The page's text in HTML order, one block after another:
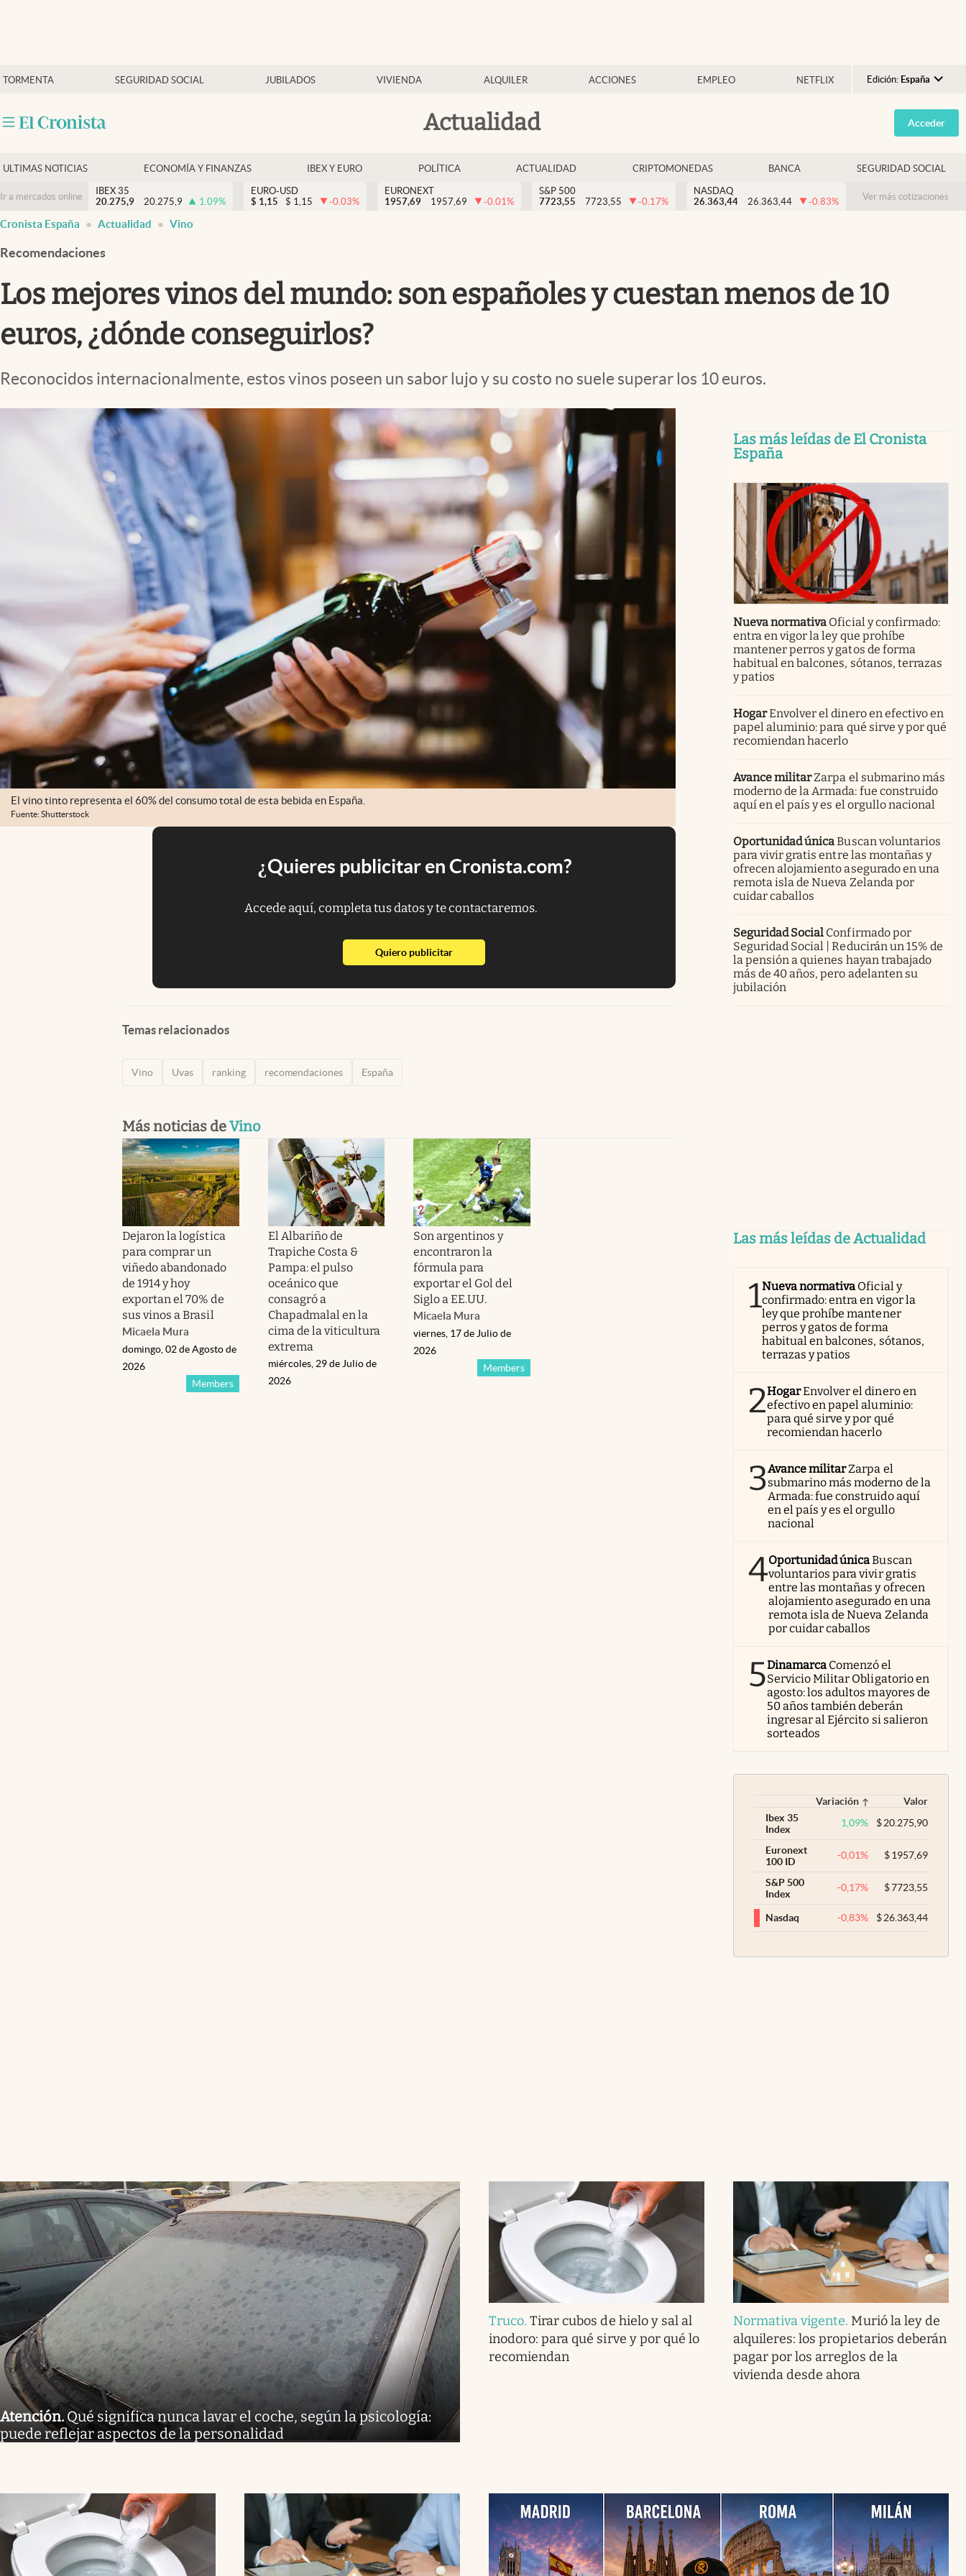
TORMENTA SEGURIDAD SOCIAL JUBILADOS VIVIENDA ALQUILER ACCIONES EMPLEO NETFLIX Edición: España
Argentina
España
USA
Colombia
Actualidad
Economía y finanzas
Criptomonedas
Acceder
ULTIMAS NOTICIAS ECONOMÍA Y FINANZAS IBEX Y EURO POLÍTICA ACTUALIDAD CRIPTOMONEDAS BANCA SEGURIDAD SOCIAL
Ir a mercados online
IBEX 35
20.275,9
20.275,9 1.09%
EURO-USD
$ 1,15 $ 1,15 -0.03%
EURONEXT
1957,69
1957,69 -0.01%
S&P 500
7723,55
7723,55 -0.17%
NASDAQ
26.363,44
26.363,44 -0.83% Ver más cotizaciones
Cronista España Actualidad Vino
Recomendaciones
Los mejores vinos del mundo: son españoles y cuestan menos de 10
euros, ¿dónde conseguirlos?
Reconocidos internacionalmente, estos vinos poseen un sabor lujo y su costo no suele superar los 10 euros.
El vino tinto representa el 60% del consumo total de esta bebida en España.
Fuente: Shutterstock
¿Quieres publicitar en Cronista.com?
Accede aquí, completa tus datos y te contactaremos.
Quiero publicitarabre en nueva pestaña
Temas relacionados
Vino Uvas ranking recomendaciones España
Más noticias deVino
Dejaron la logística
para comprar un
viñedo abandonado
de 1914 y hoy
exportan el 70% de
sus vinos a Brasil
Micaela Mura
Members
domingo, 02 de Agosto de
2026
El Albariño de
Trapiche Costa &
Pampa: el pulso
oceánico que
consagró a
Chapadmalal en la
cima de la viticultura
extrema
miércoles, 29 de Julio de
2026
Son argentinos y
encontraron la
fórmula para
exportar el Gol del
Siglo a EE.UU.
Micaela Mura
Members
viernes, 17 de Julio de
2026
Las más leídas de El Cronista
España
Nueva normativa Oficial y confirmado:
entra en vigor la ley que prohíbe
mantener perros y gatos de forma
habitual en balcones, sótanos, terrazas
y patios
HogarEnvolver el dinero en efectivo en
papel aluminio: para qué sirve y por qué
recomiendan hacerlo
Avance militarZarpa el submarino más
moderno de la Armada: fue construido
aquí en el país y es el orgullo nacional
Oportunidad únicaBuscan voluntarios
para vivir gratis entre las montañas y
ofrecen alojamiento asegurado en una
remota isla de Nueva Zelanda por
cuidar caballos
Seguridad Social Confirmado por
Seguridad Social | Reducirán un 15% de
la pensión a quienes hayan trabajado
más de 40 años, pero adelanten su
jubilación
Las más leídas de Actualidad
1Nueva normativa Oficial y
confirmado: entra en vigor la
ley que prohíbe mantener
perros y gatos de forma
habitual en balcones, sótanos,
terrazas y patios
2HogarEnvolver el dinero en
efectivo en papel aluminio:
para qué sirve y por qué
recomiendan hacerlo
3Avance militarZarpa el
submarino más moderno de la
Armada: fue construido aquí
en el país y es el orgullo
nacional
4Oportunidad únicaBuscan
voluntarios para vivir gratis
entre las montañas y ofrecen
alojamiento asegurado en una
remota isla de Nueva Zelanda
por cuidar caballos
5Dinamarca Comenzó el
Servicio Militar Obligatorio en
agosto: los adultos mayores de
50 años también deberán
ingresar al Ejército si salieron
sorteados
Variación
Valor
Ibex 35
Index
1,09% $20.275,90
Euronext
100 ID
-0,01% $1957,69
S&P 500
Index
-0,17% $7723,55
Nasdaq -0,83% $26.363,44
Atención. Qué significa nunca lavar el coche, según la psicología:
puede reflejar aspectos de la personalidad
Truco.Tirar cubos de hielo y sal al
inodoro: para qué sirve y por qué lo
recomiendan
Normativa vigente. Murió la ley de
alquileres: los propietarios deberán
pagar por los arreglos de la
vivienda desde ahora